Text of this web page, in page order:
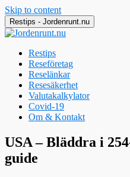
Skip to content
Restips - Jordenrunt.nu
Restips
Reseföretag
Reselänkar
Resesäkerhet
Valutakalkylator
Covid-19
Om & Kontakt
Jordenrunt.nu
Tusen Restips från hela världen
USA – Bläddra i
guide